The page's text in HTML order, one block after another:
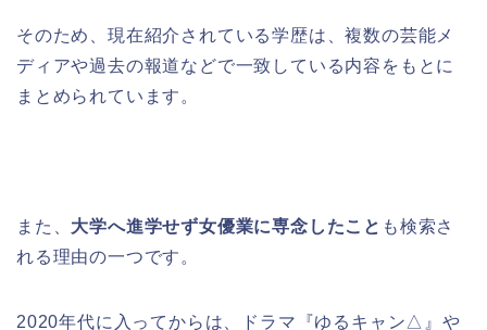
そのため、現在紹介されている学歴は、複数の芸能メ
ディアや過去の報道などで一致している内容をもとに
まとめられています。
また、 大学へ進学せず女優業に専念したこと も検索さ
れる理由の一つです。
2020年代に入ってからは、ドラマ『ゆるキャン△』や